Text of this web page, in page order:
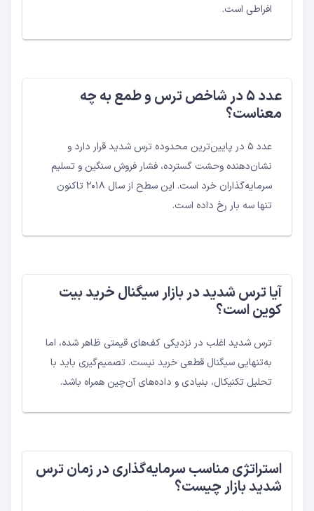
افراطی است.
عدد ۵ در شاخص ترس و طمع به چه
معناست؟
عدد ۵ در پایین‌ترین محدوده ترس شدید قرار دارد و
نشان‌دهنده وحشت گسترده، فشار فروش سنگین و تسلیم
سرمایه‌گذاران خرد است. این سطح از سال ۲۰۱۸ تاکنون
تنها سه بار رخ داده است.
آیا ترس شدید در بازار سیگنال خرید بیت
کوین است؟
ترس شدید اغلب در نزدیکی کف‌های قیمتی ظاهر شده، اما
به‌تنهایی سیگنال قطعی خرید نیست. تصمیم‌گیری باید با
تحلیل تکنیکال، بنیادی و داده‌های آن‌چین همراه باشد.
استراتژی مناسب سرمایه‌گذاری در زمان ترس
شدید بازار چیست؟